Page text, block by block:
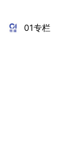
01专栏